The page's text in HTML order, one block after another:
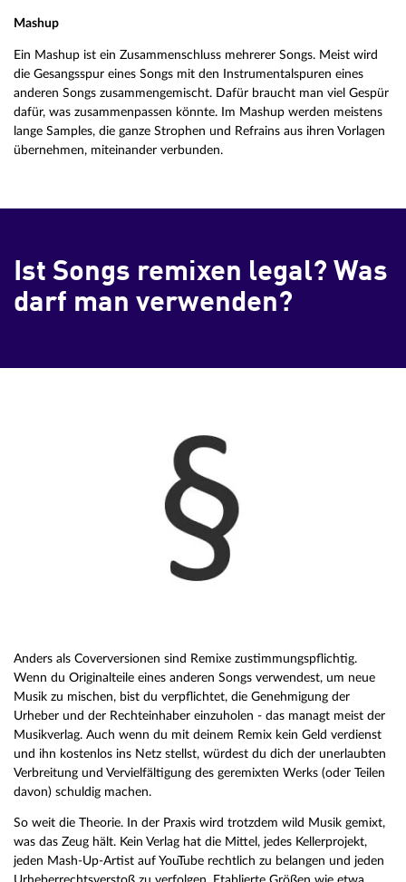
Mashup
Ein Mashup ist ein Zusammenschluss mehrerer Songs. Meist wird
die Gesangsspur eines Songs mit den Instrumentalspuren eines
anderen Songs zusammengemischt. Dafür braucht man viel Gespür
dafür, was zusammenpassen könnte. Im Mashup werden meistens
lange Samples, die ganze Strophen und Refrains aus ihren Vorlagen
übernehmen, miteinander verbunden.
Ist Songs remixen legal? Was
darf man verwenden?
Anders als Coverversionen sind Remixe zustimmungspflichtig.
Wenn du Originalteile eines anderen Songs verwendest, um neue
Musik zu mischen, bist du verpflichtet, die Genehmigung der
Urheber und der Rechteinhaber einzuholen - das managt meist der
Musikverlag. Auch wenn du mit deinem Remix kein Geld verdienst
und ihn kostenlos ins Netz stellst, würdest du dich der unerlaubten
Verbreitung und Vervielfältigung des geremixten Werks (oder Teilen
davon) schuldig machen.
So weit die Theorie. In der Praxis wird trotzdem wild Musik gemixt,
was das Zeug hält. Kein Verlag hat die Mittel, jedes Kellerprojekt,
jeden Mash-Up-Artist auf YouTube rechtlich zu belangen und jeden